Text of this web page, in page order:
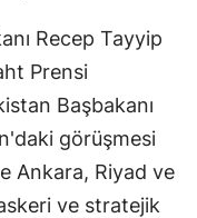
Recep Tayyip
Prensi
Başbakanı
görüşmesi
Ankara, Riyad ve
ve stratejik